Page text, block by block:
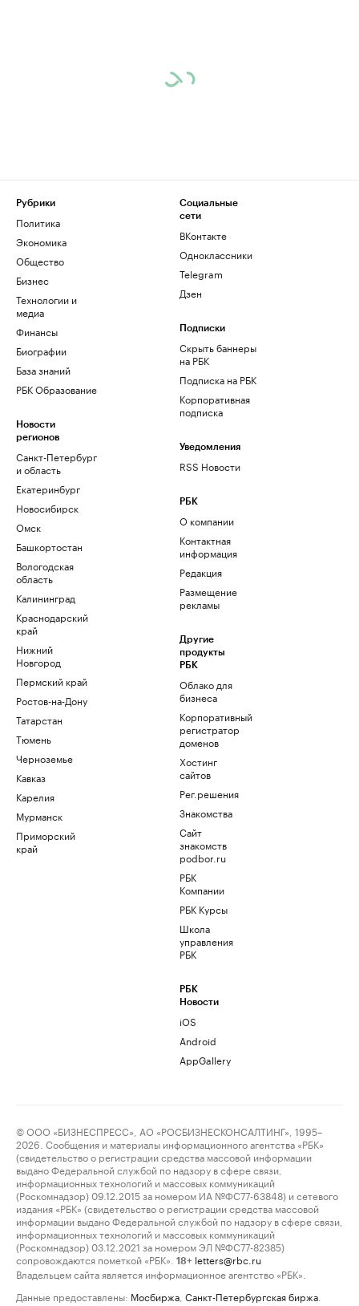
Рубрики
Политика
Экономика
Общество
Бизнес
Технологии и
медиа
Финансы
Биографии
База знаний
РБК Образование
Новости
регионов
Санкт-Петербург
и область
Екатеринбург
Новосибирск
Омск
Башкортостан
Вологодская
область
Калининград
Краснодарский
край
Нижний
Новгород
Пермский край
Ростов-на-Дону
Татарстан
Тюмень
Черноземье
Кавказ
Карелия
Мурманск
Приморский
край
Социальные
сети
ВКонтакте
Одноклассники
Telegram
Дзен
Подписки
Скрыть баннеры
на РБК
Подписка на РБК
Корпоративная
подписка
Уведомления
RSS Новости
РБК
О компании
Контактная
информация
Редакция
Размещение
рекламы
Другие
продукты
РБК
Облако для
бизнеса
Корпоративный
регистратор
доменов
Хостинг
сайтов
Рег.решения
Знакомства
Сайт
знакомств
podbor.ru
РБК
Компании
РБК Курсы
Школа
управления
РБК
РБК
Новости
iOS
Android
AppGallery
© ООО «БИЗНЕСПРЕСС», АО «РОСБИЗНЕСКОНСАЛТИНГ», 1995–
2026. Сообщения и материалы информационного агентства «РБК»
(свидетельство о регистрации средства массовой информации
выдано Федеральной службой по надзору в сфере связи,
информационных технологий и массовых коммуникаций
(Роскомнадзор) 09.12.2015 за номером ИА №ФС77-63848) и сетевого
издания «РБК» (свидетельство о регистрации средства массовой
информации выдано Федеральной службой по надзору в сфере связи,
информационных технологий и массовых коммуникаций
(Роскомнадзор) 03.12.2021 за номером ЭЛ №ФС77-82385)
сопровождаются пометкой «РБК».
18+ letters@rbc.ru
Владельцем сайта является информационное агентство «РБК».
Данные предоставлены: Мосбиржа Санкт-Петербургская биржа